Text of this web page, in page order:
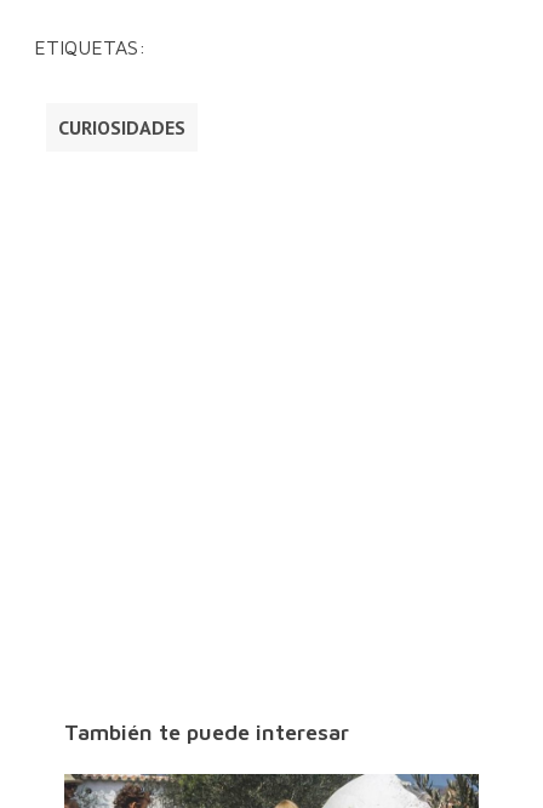
ETIQUETAS:
CURIOSIDADES
También te puede interesar